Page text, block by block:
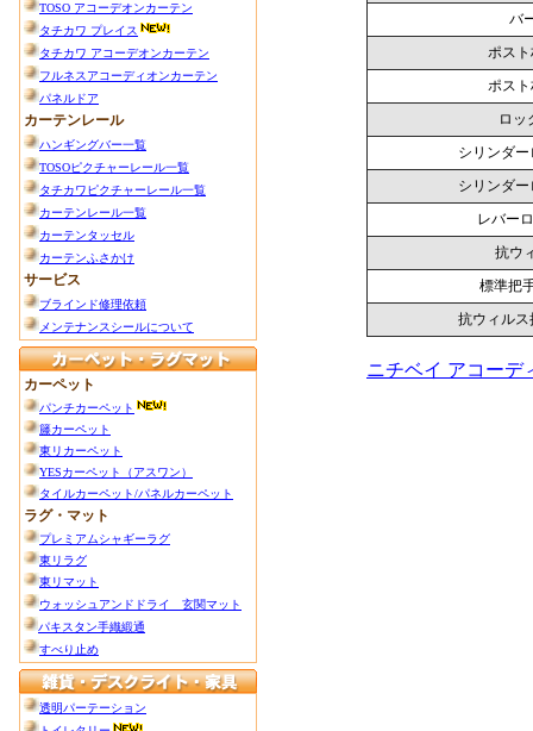
バ
ポスト
ポスト
ロッ
シリンダ
シリンダ
レバー
抗ウ
標準把
抗ウィル
ニチベイ アコーデ